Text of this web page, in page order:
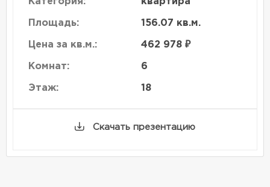
Площадь: 156.07 кв.м.
Цена за кв.м.: 462 978 ₽
Комнат: 6
Этаж: 18
Скачать презентацию